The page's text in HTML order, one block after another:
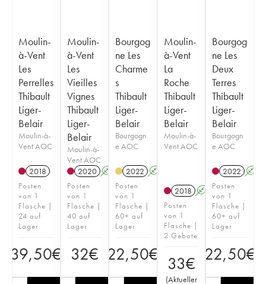
Moulin-
à-Vent
Les
Perrelles
Thibault
Liger-
Belair
Moulin-à-
Vent AOC
2018
Posten
von 1
Flasche |
24 auf
Lager
39,50€
Moulin-
à-Vent
Les
Vieilles
Vignes
Thibault
Liger-
Belair
Moulin-à-
Vent AOC
2020 A
Posten
von 1
Flasche |
40 auf
Lager
32€
Bourgog
ne Les
Charme
s
Thibault
Liger-
Belair
Bourgogn
e AOC
2022 A
Posten
von 1
Flasche |
60+ auf
Lager
22,50€
Moulin-
à-Vent
La
Roche
Thibault
Liger-
Belair
Moulin-à-
Vent AOC
2018 A
Posten
von 1
Flasche |
2 Gebote
33€
(Aktueller
Bourgog
ne Les
Deux
Terres
Thibault
Liger-
Belair
Bourgogn
e AOC
2022 A
Posten
von 1
Flasche |
60+ auf
Lager
22,50€